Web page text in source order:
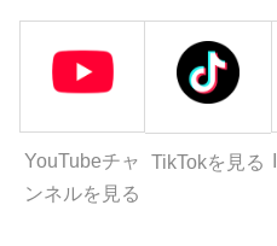
YouTubeチャ
ンネルを見る
TikTokを見る